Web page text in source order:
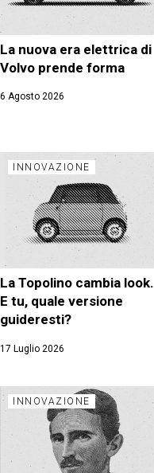
La nuova era elettrica di
Volvo prende forma
6 Agosto 2026
INNOVAZIONE
La Topolino cambia look.
E tu, quale versione
guideresti?
17 Luglio 2026
INNOVAZIONE